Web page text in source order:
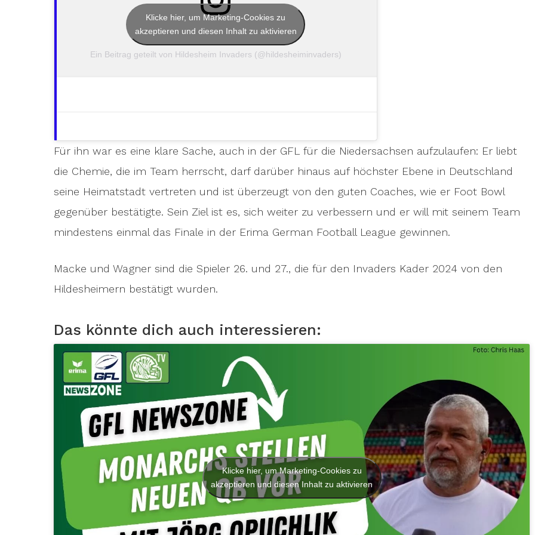
Ein Beitrag geteilt von Hildesheim Invaders (@hildesheiminvaders)
Klicke hier, um Marketing-Cookies zu
akzeptieren und diesen Inhalt zu aktivieren
Für ihn war es eine klare Sache, auch in der GFL für die Niedersachsen aufzulaufen: Er liebt
die Chemie, die im Team herrscht, darf darüber hinaus auf höchster Ebene in Deutschland
seine Heimatstadt vertreten und ist überzeugt von den guten Coaches, wie er Foot Bowl
gegenüber bestätigte. Sein Ziel ist es, sich weiter zu verbessern und er will mit seinem Team
mindestens einmal das Finale in der Erima German Football League gewinnen.
Macke und Wagner sind die Spieler 26. und 27., die für den Invaders Kader 2024 von den
Hildesheimern bestätigt wurden.
Das könnte dich auch interessieren:
Klicke hier, um Marketing-Cookies zu
akzeptieren und diesen Inhalt zu aktivieren